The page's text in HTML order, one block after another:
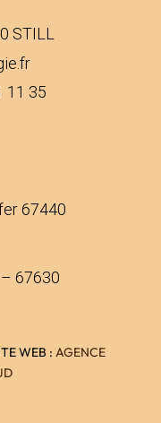
STILL
11 35
67440
67630
WEB : AGENCE